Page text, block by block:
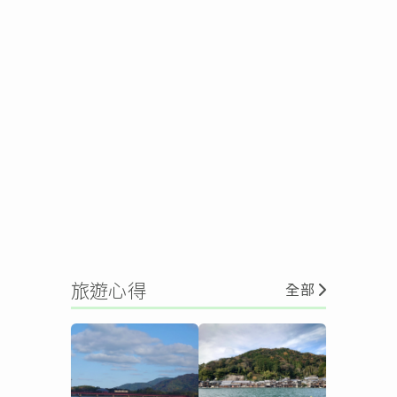
旅遊心得 全部